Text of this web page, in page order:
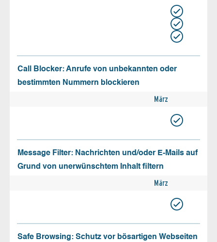
Call Blocker: Anrufe von unbekannten oder
bestimmten Nummern blockieren
März
Message Filter: Nachrichten und/oder E-Mails auf
Grund von unerwünschtem Inhalt filtern
März
Safe Browsing: Schutz vor bösartigen Webseiten